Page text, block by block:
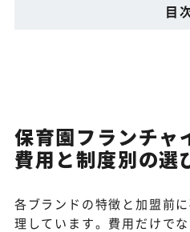
目
保育園フランチャ
費用と制度別の選
各ブランドの特徴と加盟前
理しています。費用だけで